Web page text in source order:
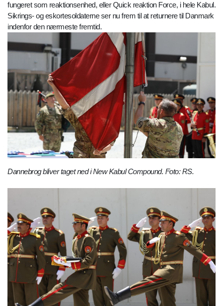
fungeret som reaktionsenhed, eller Quick reaktion Force, i hele Kabul.
Sikrings- og eskortesoldaterne ser nu frem til at returnere til Danmark
indenfor den nærmeste fremtid.
Dannebrog bliver taget ned i New Kabul Compound. Foto: RS.